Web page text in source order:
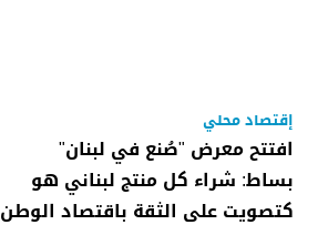
إقتصاد محلي
افتتح معرض "صُنع في لبنان"
بساط: شراء كل منتج لبناني هو
كتصويت على الثقة باقتصاد الوطن